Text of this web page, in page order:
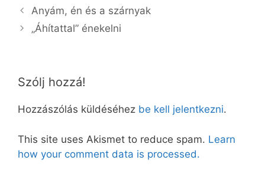
Anyám, én és a szárnyak
„Áhítattal” énekelni
Szólj hozzá!
Hozzászólás küldéséhez be kell jelentkezni.
This site uses Akismet to reduce spam. Learn
how your comment data is processed.